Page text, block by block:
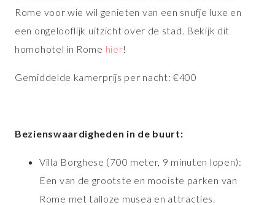
Rome voor wie wil genieten van een snufje luxe en
een ongelooflijk uitzicht over de stad. Bekijk dit
homohotel in Rome hier!
Gemiddelde kamerprijs per nacht: €400
Bezienswaardigheden in de buurt:
Villa Borghese (700 meter, 9 minuten lopen):
Een van de grootste en mooiste parken van
Rome met talloze musea en attracties.